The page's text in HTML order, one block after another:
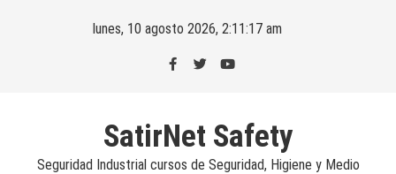
lunes, 10 agosto 2026, 2:11:18 am
SatirNet Safety
Seguridad Industrial cursos de Seguridad, Higiene y Medio